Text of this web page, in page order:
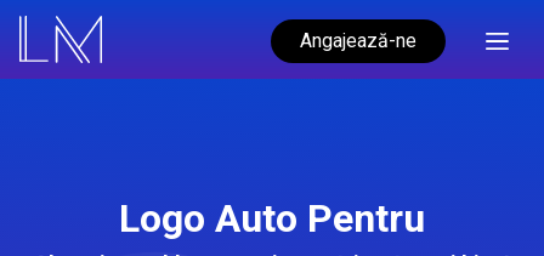
Angajează-ne
Logo Auto Pentru